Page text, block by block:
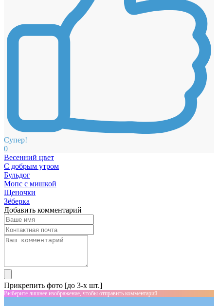
Супер!
0
Весенний цвет
С добрым утром
Бульдог
Мопс с мишкой
Щеночки
Зёберка
Добавить комментарий
Прикрепить фото [до 3-х шт.]
Выберите лишнее изображение, чтобы отправить комментарий